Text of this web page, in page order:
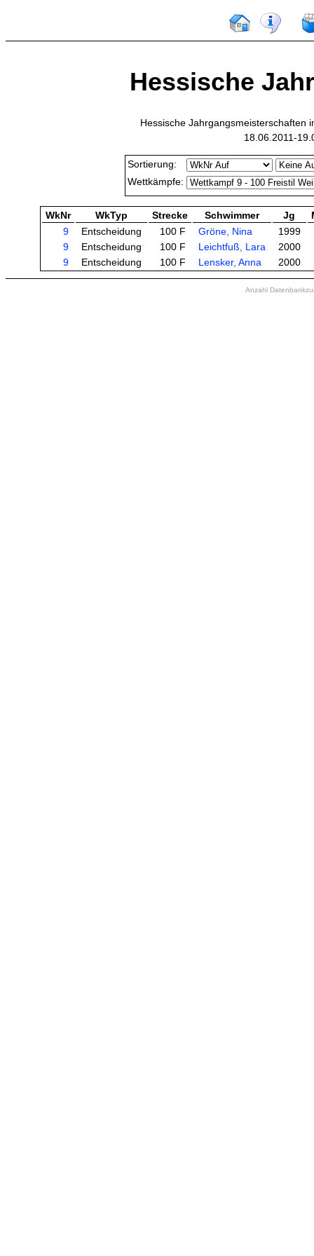
Hessische
Hessische Jahrgangsmeisterschaften
18.06.2011-
Sortierung:
Wettkämpfe:
WkNr WkTyp Strecke Schwimmer Jg
9
Entscheidung 100 F Gröne, Nina
1999
9
Entscheidung 100 F Leichtfuß, Lara
2000
9
Entscheidung 100 F Lensker, Anna 2000
Anzahl